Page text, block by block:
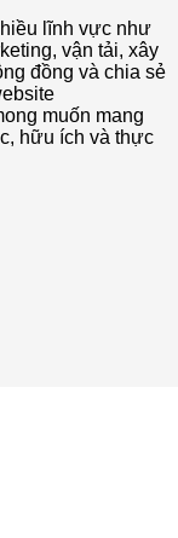
lĩnh vực như
vận tải, xây
đồng và chia sẻ
muốn mang
hữu ích và thực